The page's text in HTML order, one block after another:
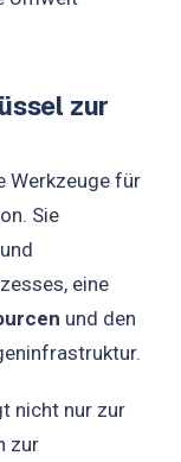
zur
Werkzeuge für
Sie
eine
und den
nicht nur zur
zur